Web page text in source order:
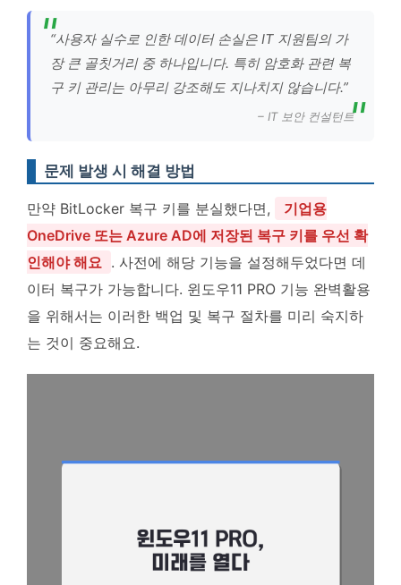
“사용자 실수로 인한 데이터 손실은 IT 지원팀의 가
장 큰 골칫거리 중 하나입니다. 특히 암호화 관련 복
구 키 관리는 아무리 강조해도 지나치지 않습니다.”
– IT 보안 컨설턴트
문제 발생 시 해결 방법
만약 BitLocker 복구 키를 분실했다면,
기업용
OneDrive 또는 Azure AD에 저장된 복구 키를 우선 확
인해야 해요 . 사전에 해당 기능을 설정해두었다면 데
이터 복구가 가능합니다. 윈도우11 PRO 기능 완벽활용
을 위해서는 이러한 백업 및 복구 절차를 미리 숙지하
는 것이 중요해요.